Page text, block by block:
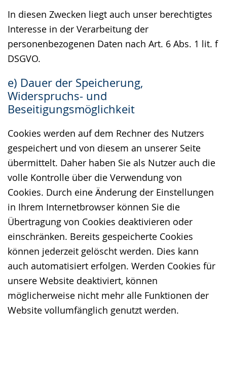
In diesen Zwecken liegt auch unser berechtigtes
Interesse in der Verarbeitung der
personenbezogenen Daten nach Art. 6 Abs. 1 lit. f
DSGVO.
e) Dauer der Speicherung,
Widerspruchs- und
Beseitigungsmöglichkeit
Cookies werden auf dem Rechner des Nutzers
gespeichert und von diesem an unserer Seite
übermittelt. Daher haben Sie als Nutzer auch die
volle Kontrolle über die Verwendung von
Cookies. Durch eine Änderung der Einstellungen
in Ihrem Internetbrowser können Sie die
Übertragung von Cookies deaktivieren oder
einschränken. Bereits gespeicherte Cookies
können jederzeit gelöscht werden. Dies kann
auch automatisiert erfolgen. Werden Cookies für
unsere Website deaktiviert, können
möglicherweise nicht mehr alle Funktionen der
Website vollumfänglich genutzt werden.